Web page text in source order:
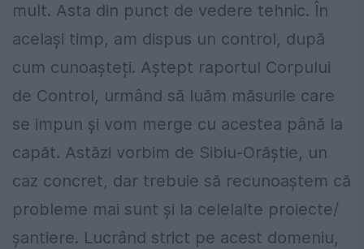
mult. Asta din punct de vedere tehnic. În
același timp, am dispus un control, după
cum cunoașteți. Aștept raportul Corpului
de Control, urmând să luăm măsurile care
se impun și vom merge cu acestea până la
capăt. Astăzi vorbim de Sibiu-Orăștie, un
caz concret, dar trebuie să recunoaștem că
probleme mai sunt și la celelalte proiecte/
șantiere. Lucrând strict pe acest domeniu,